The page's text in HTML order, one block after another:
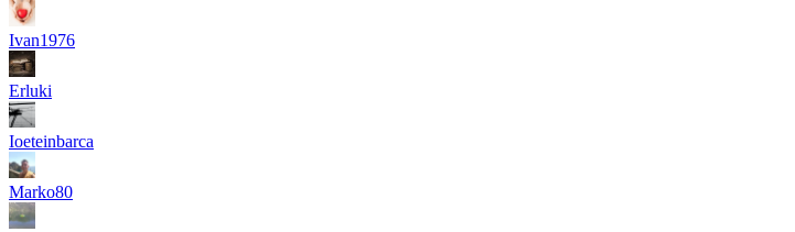
Ivan1976
Erluki
Ioeteinbarca
Marko80